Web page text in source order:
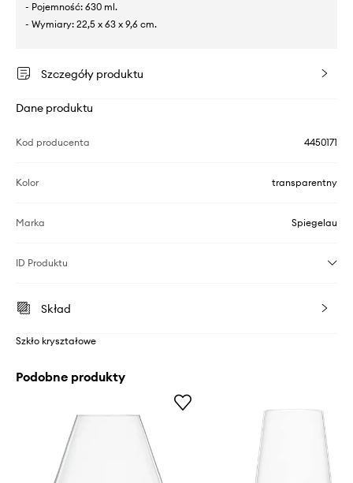
- Pojemność: 630 ml.
- Wymiary: 22,5 x 63 x 9,6 cm.
Szczegóły produktu
Dane produktu
Kod producenta 4450171
Kolor transparentny
Marka Spiegelau
ID Produktu
Skład
Szkło kryształowe
Podobne produkty